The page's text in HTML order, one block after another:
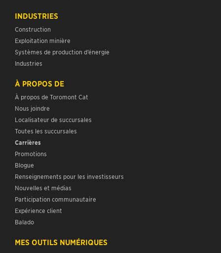
INDUSTRIES
Construction
Exploitation minière
Systèmes de production d’énergie
Industries
À PROPOS DE
À propos de Toromont Cat
Nous joindre
Localisateur de succursales
Toutes les succursales
Carrières
Promotions
Blogue
Renseignements pour les investisseurs
Nouvelles et médias
Participation communautaire
Expérience client
Balado
MES OUTILS NUMÉRIQUES